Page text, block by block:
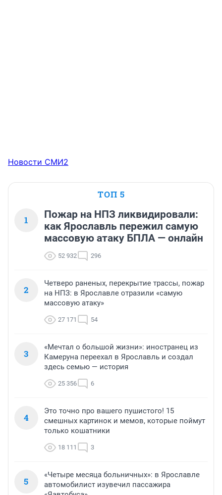
Новости СМИ2
ТОП 5
1
Пожар на НПЗ ликвидировали:
как Ярославль пережил самую
массовую атаку БПЛА — онлайн
52 932 296
2
Четверо раненых, перекрытие трассы, пожар
на НПЗ: в Ярославле отразили «самую
массовую атаку»
27 171 54
3
«Мечтал о большой жизни»: иностранец из
Камеруна переехал в Ярославль и создал
здесь семью — история
25 356 6
4
Это точно про вашего пушистого! 15
смешных картинок и мемов, которые поймут
только кошатники
18 111 3
5
«Четыре месяца больничных»: в Ярославле
автомобилист изувечил пассажира